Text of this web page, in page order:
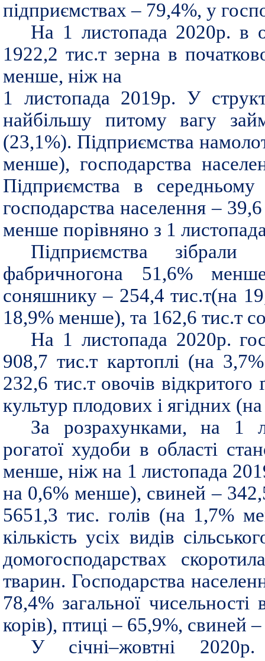
підприємствах – 79,4%, у
На 1 листопада 2020р. в
1922,2 тис.т зерна в
менше, ніж на
1 листопада 2019р. У
найбільшу питому вагу
(23,1%). Підприємства
менше), господарства
Підприємства в
господарства населення –
менше порівняно з 1
Підприємства
фабричногона 51,6%
соняшнику – 254,4 тис.т(на
18,9% менше), та 162,6 тис.т
На 1 листопада 2020р.
908,7 тис.т картоплі (на
232,6 тис.т овочів
культур плодових і ягідних
За розрахунками, на 1
рогатої худоби в області
менше, ніж на 1 листопада
на 0,6% менше), свиней –
5651,3 тис. голів (на 1,7%
кількість усіх видів
домогосподарствах
тварин. Господарства
78,4% загальної
корів), птиці – 65,9%, свиней
У січні–жовтні 2020р.